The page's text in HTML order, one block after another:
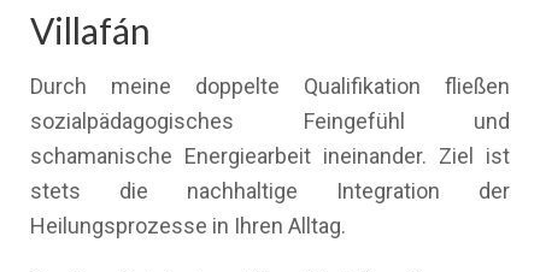
Villafán
Durch meine doppelte Qualifikation fließen
sozialpädagogisches Feingefühl und
schamanische Energiearbeit ineinander. Ziel ist
stets die nachhaltige Integration der
Heilungsprozesse in Ihren Alltag.